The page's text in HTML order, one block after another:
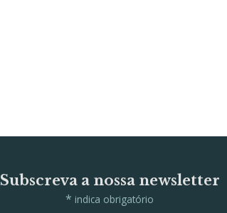
Subscreva a nossa newsletter
* indica obrigatório